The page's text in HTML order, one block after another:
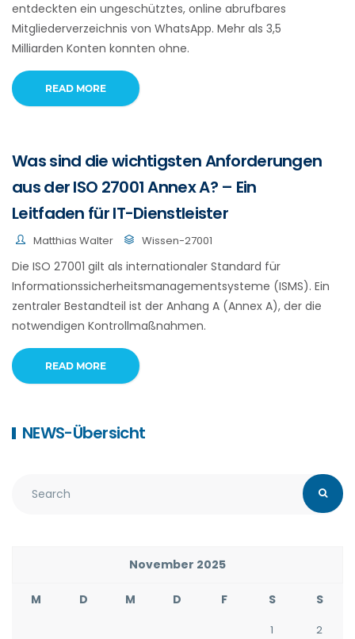
entdeckten ein ungeschütztes, online abrufbares
Mitgliederverzeichnis von WhatsApp. Mehr als 3,5
Milliarden Konten konnten ohne.
READ MORE
Was sind die wichtigsten Anforderungen
aus der ISO 27001 Annex A? – Ein
Leitfaden für IT-Dienstleister
Matthias Walter Wissen-27001
Die ISO 27001 gilt als internationaler Standard für
Informationssicherheitsmanagementsysteme (ISMS). Ein
zentraler Bestandteil ist der Anhang A (Annex A), der die
notwendigen Kontrollmaßnahmen.
READ MORE
NEWS-Übersicht
November 2025
M D M D F S S
1
2